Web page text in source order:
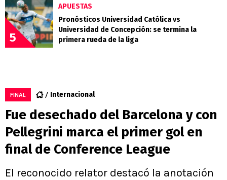
5
APUESTAS
Pronósticos Universidad Católica vs
Universidad de Concepción: se termina la
primera rueda de la liga
FINAL Internacional
Fue desechado del Barcelona y con
Pellegrini marca el primer gol en
final de Conference League
El reconocido relator destacó la anotación